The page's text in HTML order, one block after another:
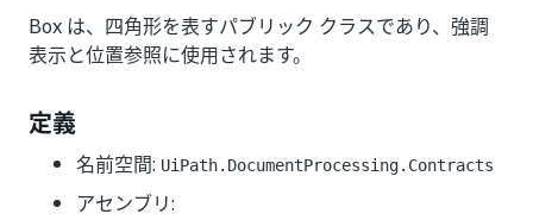
Box は、四角形を表すパブリック クラスであり、強調
表示と位置参照に使用されます。
定義
名前空間: UiPath.DocumentProcessing.Contracts
アセンブリ: